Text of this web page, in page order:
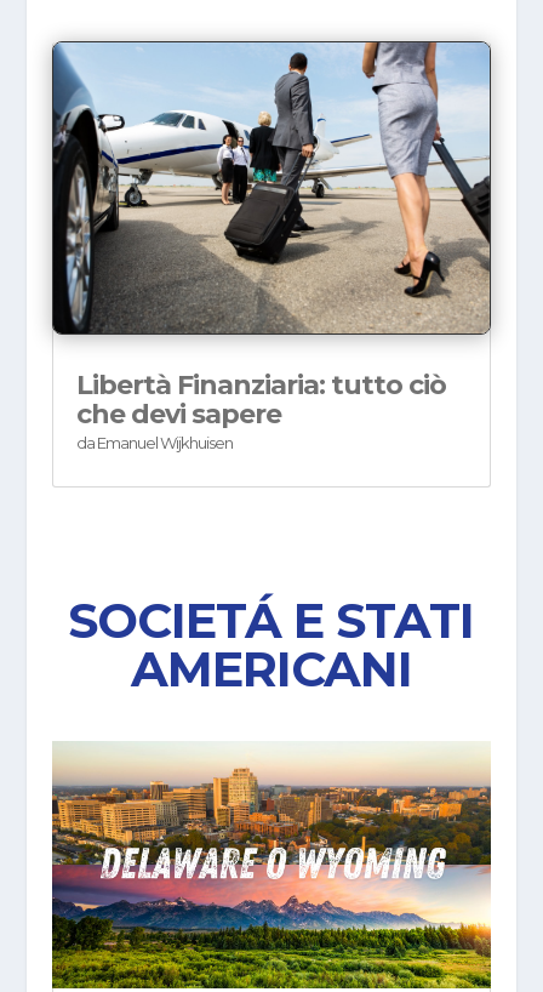
Libertà Finanziaria: tutto ciò
che devi sapere
daEmanuel Wijkhuisen
SOCIETÁ E STATI
AMERICANI